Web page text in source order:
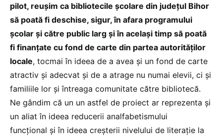
pilot, reușim ca bibliotecile școlare din județul Bihor
să poată fi deschise, sigur, în afara programului
școlar și către public larg și în același timp să poată
fi finanțate cu fond de carte din partea autorităților
locale, tocmai în ideea de a avea și un fond de carte
atractiv și adecvat și de a atrage nu numai elevii, ci și
familiile lor și întreaga comunitate către bibliotecă.
Ne gândim că un un astfel de proiect ar reprezenta și
un aliat în ideea reducerii analfabetismului
funcțional și în ideea creșterii nivelului de literație la